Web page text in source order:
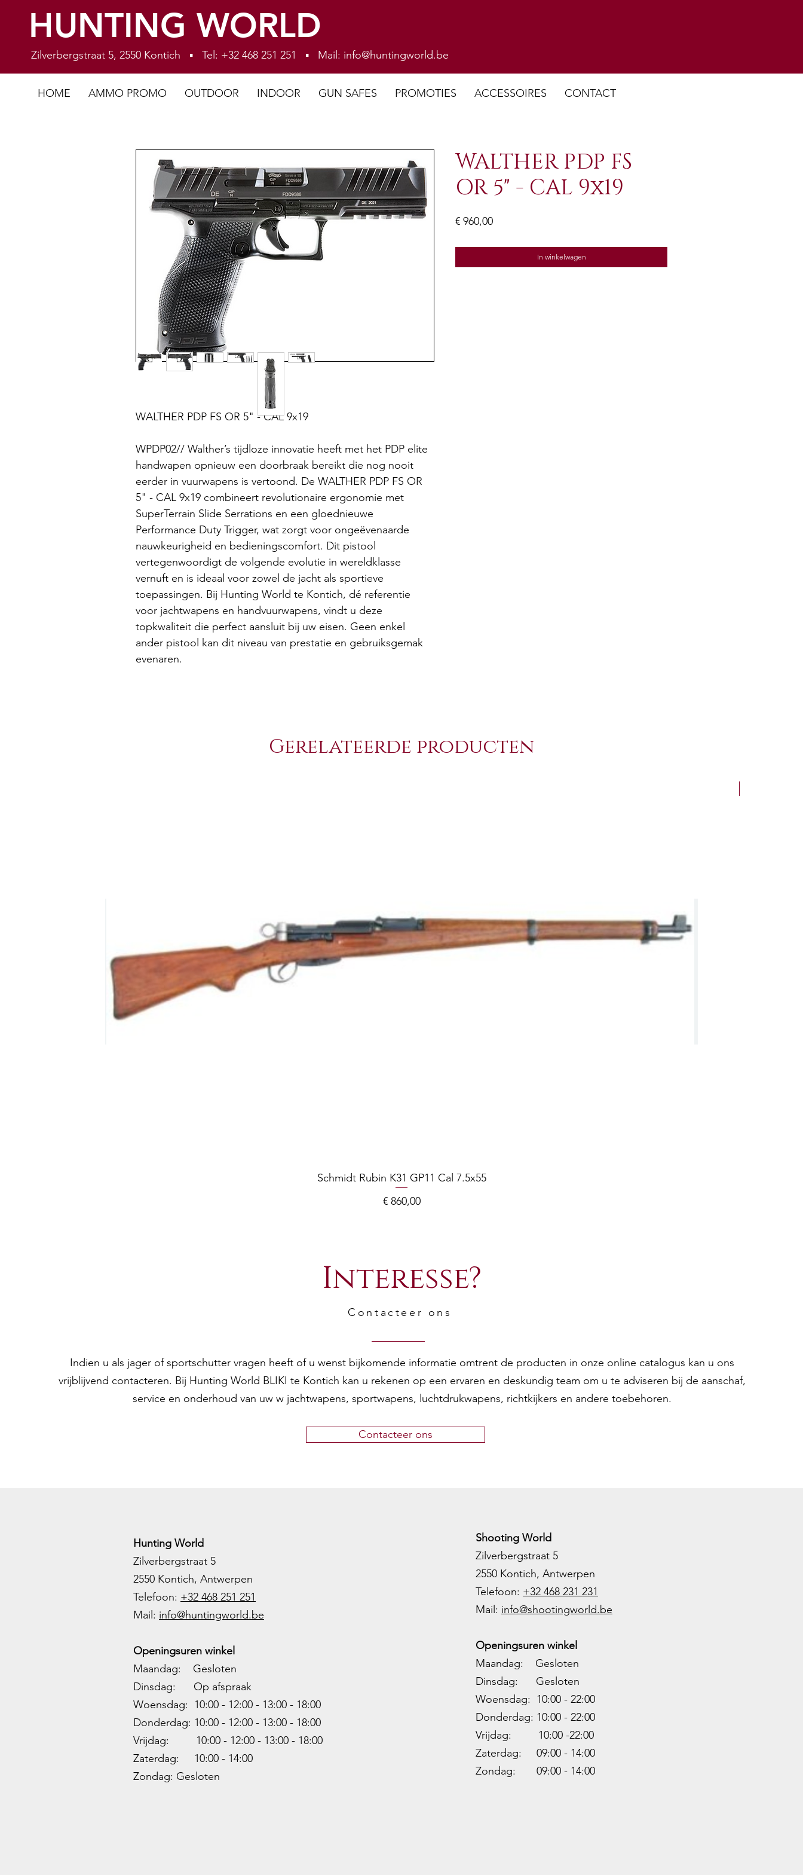
Zilverbergstraat 5, 2550 Kontich ▪ Tel: +32 468 251 251 ▪ Mail: info@huntingworld.be
HUNTING WORLD
HOME AMMO PROMO OUTDOOR INDOOR GUN SAFES PROMOTIES ACCESSOIRES CONTACT
WALTHER PDP FS OR 5" - CAL 9x19
WPDP02// Walther’s tijdloze innovatie heeft met het PDP elite
handwapen opnieuw een doorbraak bereikt die nog nooit
eerder in vuurwapens is vertoond. De WALTHER PDP FS OR
5" - CAL 9x19 combineert revolutionaire ergonomie met
SuperTerrain Slide Serrations en een gloednieuwe
Performance Duty Trigger, wat zorgt voor ongeëvenaarde
nauwkeurigheid en bedieningscomfort. Dit pistool
vertegenwoordigt de volgende evolutie in wereldklasse
vernuft en is ideaal voor zowel de jacht als sportieve
toepassingen. Bij Hunting World te Kontich, dé referentie
voor jachtwapens en handvuurwapens, vindt u deze
topkwaliteit die perfect aansluit bij uw eisen. Geen enkel
ander pistool kan dit niveau van prestatie en gebruiksgemak
evenaren.
WALTHER PDP FS
OR 5" - CAL 9x19
€ 960,00Prijs
In winkelwagen
Gerelateerde producten
Schmidt Rubin K31 GP11 Cal 7.5x55
Prijs
€ 860,00
Interesse?
Contacteer ons
Indien u als jager of sportschutter vragen heeft of u wenst bijkomende informatie omtrent de producten in onze online catalogus kan u ons
vrijblijvend contacteren. Bij Hunting World BLIKI te Kontich kan u rekenen op een ervaren en deskundig team om u te adviseren bij de aanschaf,
service en onderhoud van uw w jachtwapens, sportwapens, luchtdrukwapens, richtkijkers en andere toebehoren.
Contacteer ons
Hunting World
Zilverbergstraat 5
2550 Kontich, Antwerpen
Telefoon: +32 468 251 251
Mail: info@huntingworld.be
Openingsuren winkel
Maandag: Gesloten
Dinsdag: Op afspraak
Woensdag: 10:00 - 12:00 - 13:00 - 18:00
Donderdag: 10:00 - 12:00 - 13:00 - 18:00
Vrijdag: 10:00 - 12:00 - 13:00 - 18:00
Zaterdag: 10:00 - 14:00
Zondag: Gesloten
Shooting World
Zilverbergstraat 5
2550 Kontich, Antwerpen
Telefoon: +32 468 231 231
Mail: info@shootingworld.be
Openingsuren winkel
Maandag: Gesloten
Dinsdag: Gesloten
Woensdag: 10:00 - 22:00
Donderdag: 10:00 - 22:00
Vrijdag: 10:00 -22:00
Zaterdag: 09:00 - 14:00
Zondag: 09:00 - 14:00